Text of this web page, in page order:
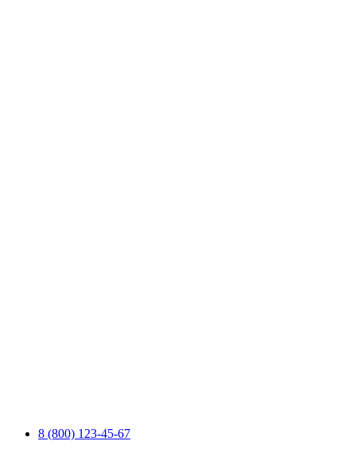
8 (800) 123-45-67